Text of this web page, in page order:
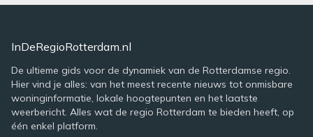
InDeRegioRotterdam.nl
De ultieme gids voor de dynamiek van de Rotterdamse regio.
Hier vind je alles: van het meest recente nieuws tot onmisbare
woninginformatie, lokale hoogtepunten en het laatste
weerbericht. Alles wat de regio Rotterdam te bieden heeft, op
één enkel platform.